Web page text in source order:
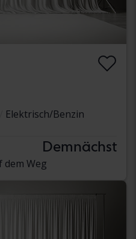
Elektrisch/Benzin
Demnächst
Weg